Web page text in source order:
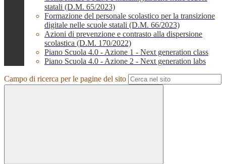
statali (D.M. 65/2023)
Formazione del personale scolastico per la transizione
digitale nelle scuole statali (D.M. 66/2023)
Azioni di prevenzione e contrasto alla dispersione
scolastica (D.M. 170/2022)
Piano Scuola 4.0 - Azione 1 - Next generation class
Piano Scuola 4.0 - Azione 2 - Next generation labs
Campo di ricerca per le pagine del sito